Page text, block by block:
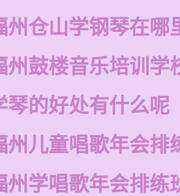
州仓山学钢琴在哪
州鼓楼音乐培训学
琴的好处有什么呢
州儿童唱歌年会排
州学唱歌年会排练